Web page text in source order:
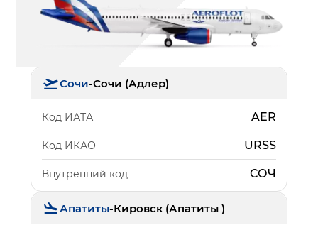
Сочи-Сочи (Адлер)
Код ИАТА AER
Код ИКАО URSS
Внутренний код СОЧ
Апатиты-Кировск (Апатиты )